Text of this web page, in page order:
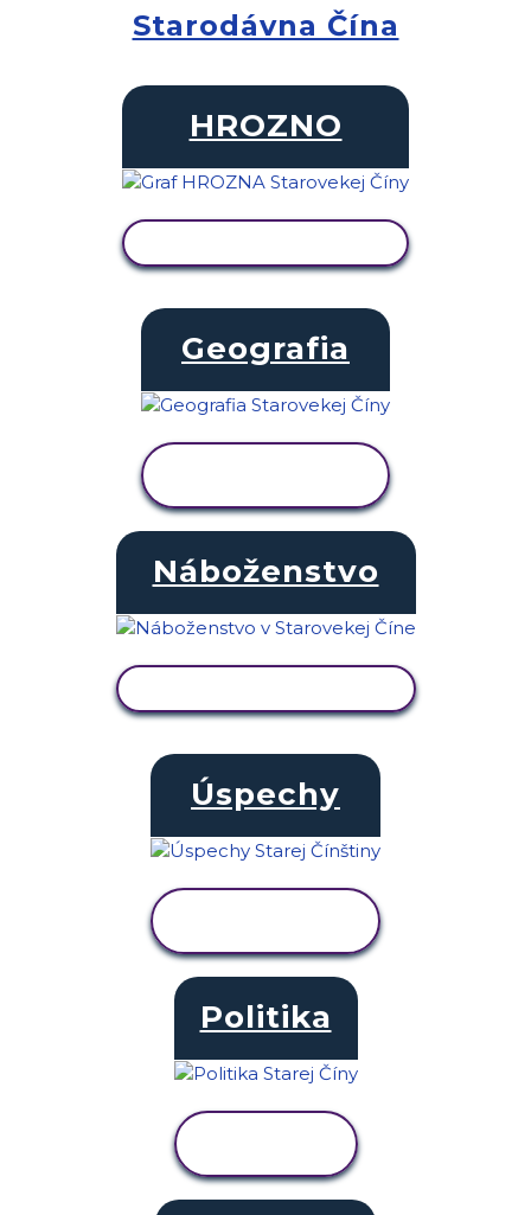
Starodávna Čína
HROZNO
Geografia
Náboženstvo
Úspechy
Politika